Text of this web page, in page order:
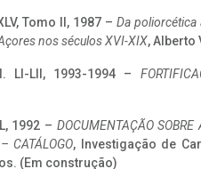
Tomo II, 1987 – Da
nos séculos XVI-XIX, Alberto
LI-LII, 1993-1994 –
1992 – DOCUMENTAÇÃO
CATÁLOGO, Investigação de
(Em construção)